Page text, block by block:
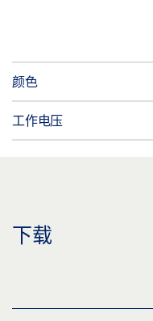
颜色
工作电压
下载